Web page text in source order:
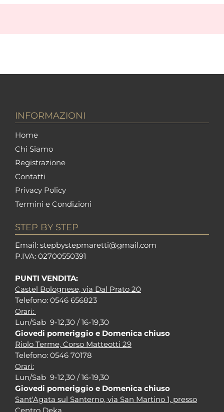
INFORMAZIONI
Home
Chi Siamo
Registrazione
Contatti
Privacy Policy
Termini e Condizioni
STEP BY STEP
Email: stepbystepmaretti@gmail.com
P.IVA: 02700550391
PUNTI VENDITA:
Castel Bolognese, via Dal Prato 20
Telefono: 0546 656823
Orari:
Lun/Sab 9-12,30 / 16-19,30
Giovedi pomeriggio e Domenica chiuso
Riolo Terme, Corso Matteotti 29
Telefono: 0546 70178
Orari:
Lun/Sab 9-12,30 / 16-19,30
Giovedi pomeriggio e Domenica chiuso
Sant'Agata sul Santerno, via San Martino 1, presso